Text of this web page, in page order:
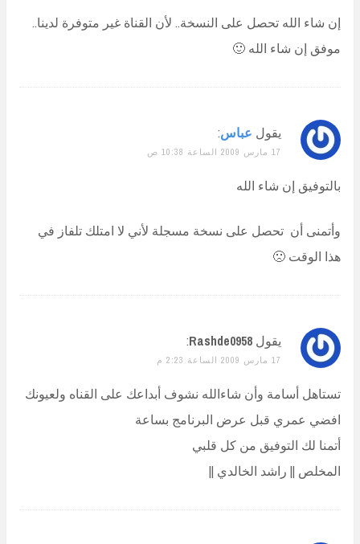
إن شاء الله تحصل على النسخة.. لأن القناة غير متوفرة لدينا..
موفق إن شاء الله 🙂
يقول عباس:
17 مارس 2009 الساعة 10:38 ص
بالتوفيق إن شاء الله
وأتمنى أن تحصل على نسخة مسجلة لأني لا امتلك تلفاز في
هذا الوقت 🙁
يقول Rashde0958
:
17 مارس 2009 الساعة 2:23 م
تستاهل أسامة وأن شاءالله نشوف أبداعك على القناه ولعيونك
افضي عمري قبل عرض البرنامج بساعة
أتمنا لك التوفيق من كل قلبي
المخلص || راشد الخالدي ||